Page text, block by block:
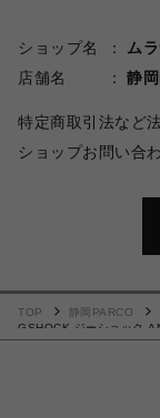
ショップ名
ム
店舗名
静
特定商取引法など
ショップお問い合
TOP 静岡PARCO
GSHOCK ジーショック
腕時計 国内正規品